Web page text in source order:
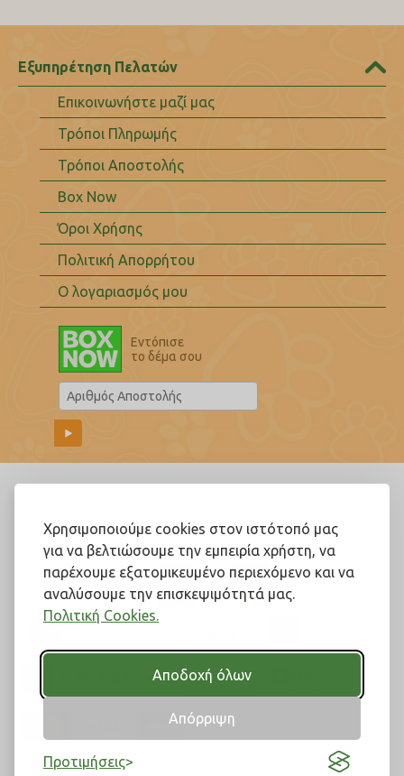
Χρησιμοποιούμε cookies στον ιστότοπό μας
για να βελτιώσουμε την εμπειρία χρήστη, να
παρέχουμε εξατομικευμένο περιεχόμενο και να
αναλύσουμε την επισκεψιμότητά μας.
Πολιτική Cookies.
Αποδοχή όλων
Απόρριψη
Προτιμήσεις
Εξυπηρέτηση Πελατών
Επικοινωνήστε μαζί μας
Τρόποι Πληρωμής
Τρόποι Αποστολής
Box Now
Όροι Χρήσης
Πολιτική Απορρήτου
Ο λογαριασμός μου
Εντόπισε
το δέμα σου
Ακολουθήστε μας!